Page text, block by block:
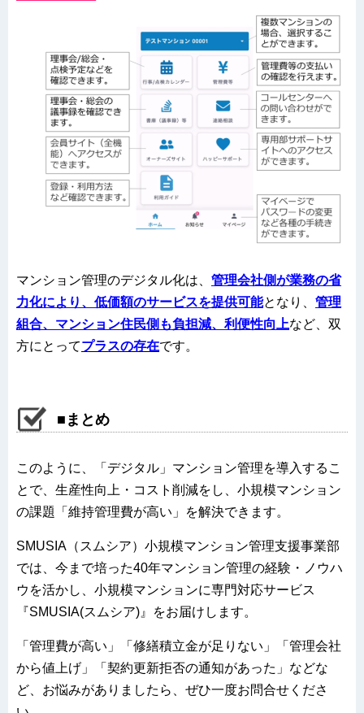
マンション管理のデジタル化は、 管理会社側が業務の省
力化により、低価額のサービスを提供可能となり、 管理
組合、マンション住民側も負担減、利便性向上など、双
方にとってプラスの存在です。
■まとめ
このように、「デジタル」マンション管理を導入するこ
とで、生産性向上・コスト削減をし、小規模マンション
の課題「維持管理費が高い」を解決できます。
SMUSIA（スムシア）小規模マンション管理支援事業部
では、今まで培った40年マンション管理の経験・ノウハ
ウを活かし、小規模マンションに専門対応サービス
『SMUSIA(スムシア)』をお届けします。
「管理費が高い」「修繕積立金が足りない」「管理会社
から値上げ」「契約更新拒否の通知があった」などな
ど、お悩みがありましたら、ぜひ一度お問合せくださ